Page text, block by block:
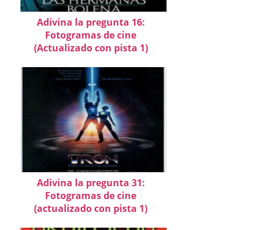
Adivina la pregunta 16:
Fotogramas de cine
(Actualizado con pista 1)
Adivina la pregunta 31:
Fotogramas de cine
(actualizado con pista 1)